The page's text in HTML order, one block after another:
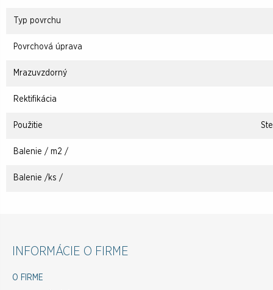
Typ povrchu
Povrchová úprava
Mrazuvzdorný
Rektifikácia
Použitie
Balenie / m2 /
Balenie /ks /
INFORMÁCIE O FIRME
O FIRME